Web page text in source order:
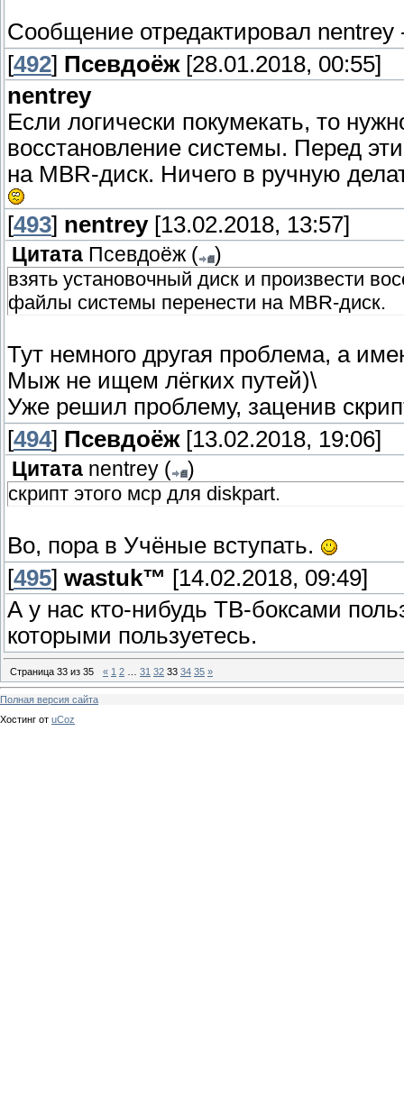
Сообщение отредактировал nentrey
[492] Псевдоёж[28.01.2018, 00:55]
nentrey
Если логически покумекать, то
восстановление системы. Перед
на MBR-диск. Ничего в ручную
[493] nentrey[13.02.2018, 13:57]
Цитата Псевдоёж(
)
взять установочный диск и произвести
файлы системы перенести на MBR-диск.
Тут немного другая проблема, а
Мыж не ищем лёгких путей)\
Уже решил проблему, заценив
[494] Псевдоёж[13.02.2018, 19:06]
Цитата nentrey (
)
скрипт этого мср для diskpart.
Во, пора в Учёные вступать.
[495] wastuk™ [14.02.2018, 09:49]
А у нас кто-нибудь ТВ-боксами
которыми пользуетесь.
Страница 33 из 35 « 1 2 31 32 33 34 35 »
Полная версия сайта
Хостинг от uCoz